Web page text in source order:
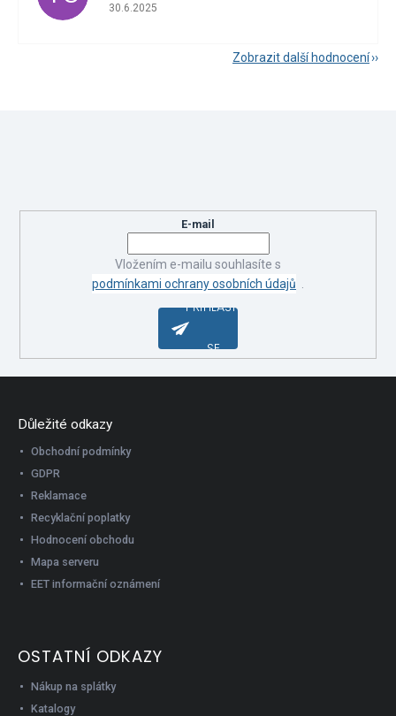
Hodnocení obchodu je 5 z 5 hvězdiček.
30.6.2025
Zobrazit další hodnocení
E-mail
podmínkami ochrany osobních údajů
PŘIHLÁSIT
SE
Důležité odkazy
Obchodní podmínky
GDPR
Reklamace
Recyklační poplatky
Hodnocení obchodu
Mapa serveru
EET informační oznámení
OSTATNÍ ODKAZY
Nákup na splátky
Katalogy